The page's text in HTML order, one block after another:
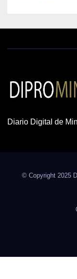
Diario Digital de
© Copyright 2025